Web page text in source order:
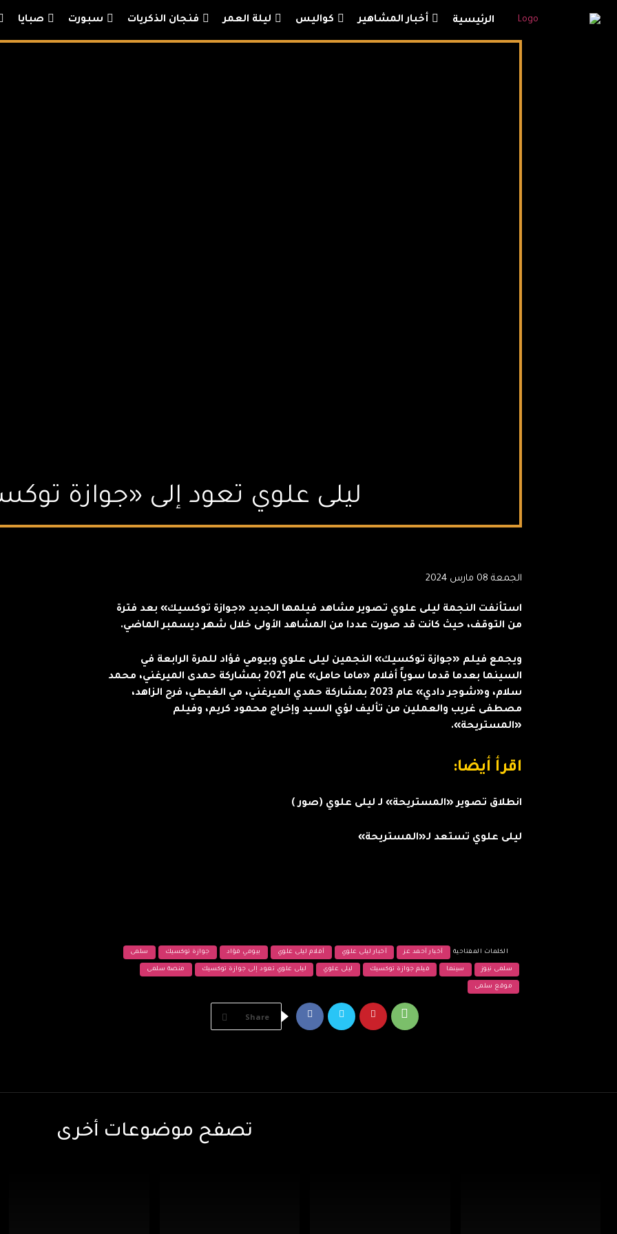
الرئيسية أخبار المشاهير كواليس ليلة العمر فنجان الذكريات سبورت صبايا
ليلى علوي تعود إلى «جوازة
الجمعة 08 مارس 2024
استأنفت النجمة ليلى علوي تصوير مشاهد فيلمها الجديد «جوازة توكسيك» بعد فترة
من التوقف، حيث كانت قد صورت عددا من المشاهد الأولى خلال شهر ديسمبر الماضي.
ويجمع فيلم «جوازة توكسيك» النجمين ليلى علوي وبيومي فؤاد للمرة الرابعة في
السينما بعدما قدما سوياً أفلام «ماما حامل» عام 2021 بمشاركة حمدى الميرغني، محمد
سلام، و«شوجر دادي» عام 2023 بمشاركة حمدي الميرغني، مي الغيطي، فرح الزاهد،
مصطفى غريب والعملين من تأليف لؤي السيد وإخراج محمود كريم، وفيلم
«المستريحة».
اقرأ أيضا:
انطلاق تصوير «المستريحة» لـ ليلى علوي (صور )
ليلى علوي تستعد لـ«المستريحة»
الكلمات المفتاحية أخبار أحمد عز أخبار ليلى علوي أفلام ليلى علوي بيومي فؤاد جوازة توكسيك سلمى
سلمى نيوز سينما فيلم جوازة توكسيك ليلى علوي ليلى علوي تعود إلى جوازة توكسيك منصة سلمى
موقع سلمى
Share
تصفح موضوعات أخرى